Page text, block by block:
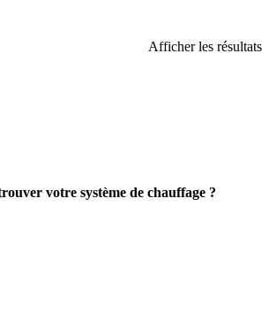
Afficher les résultats
votre système de chauffage ?